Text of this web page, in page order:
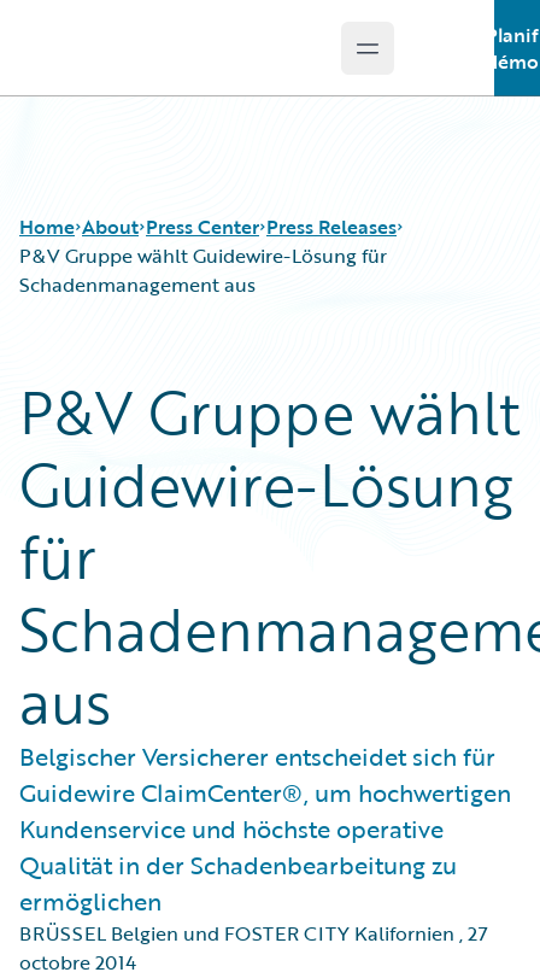
Open main menu
Home About Press Center Press Releases
P&V Gruppe wählt Guidewire-Lösung für
Schadenmanagement aus
P&V Gruppe wählt
Guidewire-Lösung
für
aus
Belgischer Versicherer entscheidet sich für
Guidewire ClaimCenter®, um hochwertigen
Kundenservice und höchste operative
Qualität in der Schadenbearbeitung zu
ermöglichen
BRÜSSEL Belgien und FOSTER CITY Kalifornien ,27
octobre 2014